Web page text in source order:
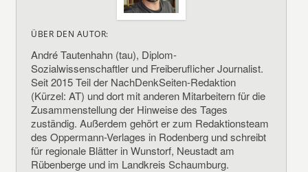
ÜBER DEN AUTOR:
André Tautenhahn (tau), Diplom-
Sozialwissenschaftler und Freiberuflicher Journalist.
Seit 2015 Teil der NachDenkSeiten-Redaktion
(Kürzel: AT) und dort mit anderen Mitarbeitern für die
Zusammenstellung der Hinweise des Tages
zuständig. Außerdem gehört er zum Redaktionsteam
des Oppermann-Verlages in Rodenberg und schreibt
für regionale Blätter in Wunstorf, Neustadt am
Rübenberge und im Landkreis Schaumburg.